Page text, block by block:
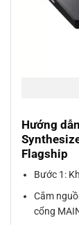
Hướng
Flagship
Bước 1:
Cắm
cổng